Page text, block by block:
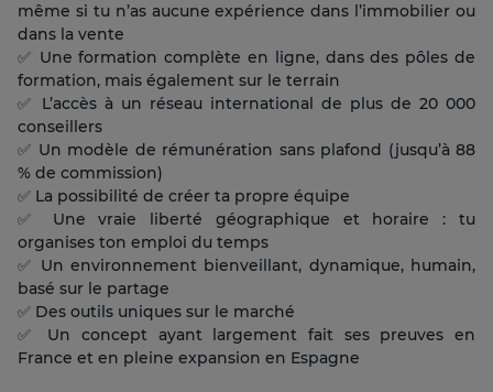
même si tu n’as aucune expérience dans l’immobilier ou
dans la vente
✅ Une formation complète en ligne, dans des pôles de
formation, mais également sur le terrain
✅ L’accès à un réseau international de plus de 20 000
conseillers
✅ Un modèle de rémunération sans plafond (jusqu’à 88
% de commission)
✅ La possibilité de créer ta propre équipe
✅ Une vraie liberté géographique et horaire : tu
organises ton emploi du temps
✅ Un environnement bienveillant, dynamique, humain,
basé sur le partage
✅ Des outils uniques sur le marché
✅ Un concept ayant largement fait ses preuves en
France et en pleine expansion en Espagne